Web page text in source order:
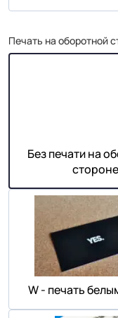
Печать на оборотной
Без печати на
стороне
W - печать